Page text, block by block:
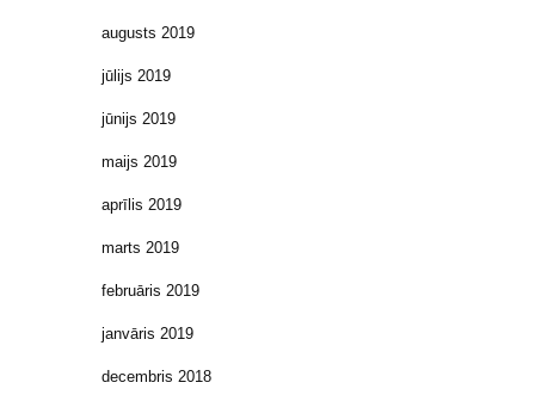
augusts 2019
jūlijs 2019
jūnijs 2019
maijs 2019
aprīlis 2019
marts 2019
februāris 2019
janvāris 2019
decembris 2018